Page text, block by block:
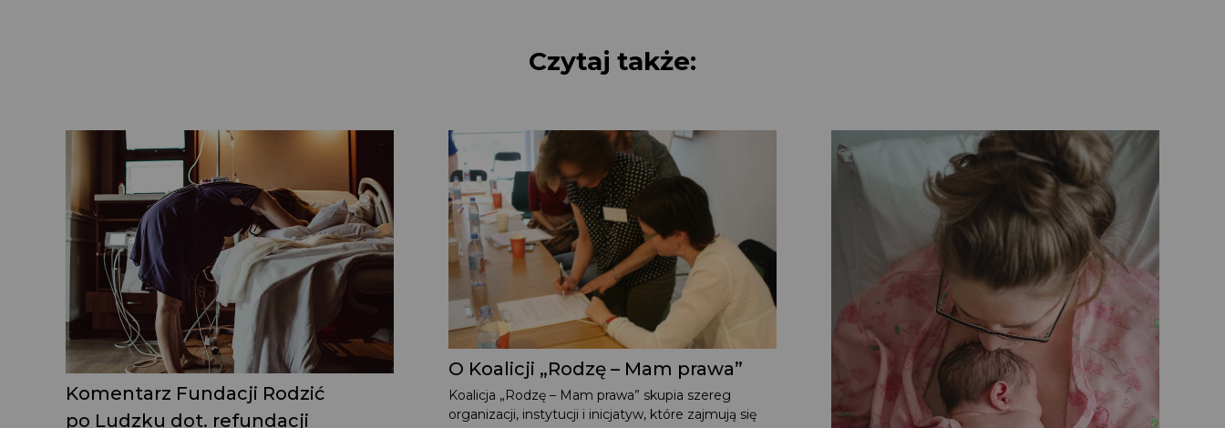
Czytaj także:
Komentarz Fundacji Rodzić
po Ludzku dot. refundacji
O Koalicji „Rodzę – Mam prawa”
Koalicja „Rodzę – Mam prawa” skupia szereg
organizacji, instytucji i inicjatyw, które zajmują się